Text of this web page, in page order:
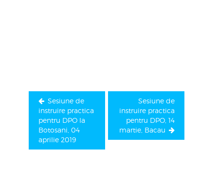
Sesiune de
instruire practica
pentru DPO la
Botosani, 04
aprilie 2019
Sesiune de
instruire practica
pentru DPO, 14
martie, Bacau